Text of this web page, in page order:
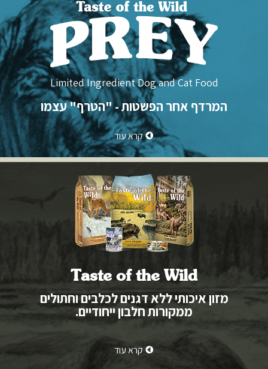
Limited Ingredient Dog and Cat Food
המרדף אחר הפשטות - "הטרף" עצמו
עוד קרא
Taste of the Wild
מזון איכותי ללא דגנים לכלבים וחתולים
ממקורות חלבון ייחודיים.